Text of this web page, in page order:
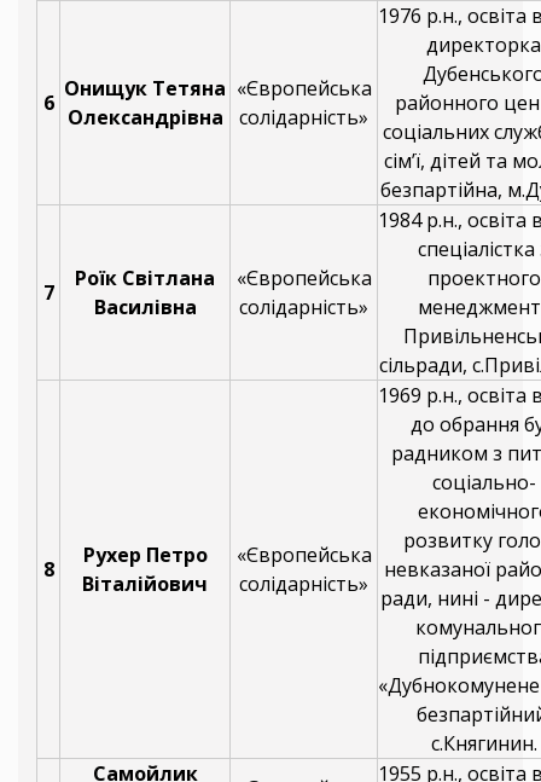
6
Онищук Тетяна
Олександрівна
«Європейська
солідарність»
1976 р.н.,
директорка
районного
соціальних
сім’ї, дітей та
безпартійна,
7
Роїк Світлана
Василівна
«Європейська
солідарність»
1984 р.н.,
спеціалістка
проектного
сільради,
8
Рухер Петро
Віталійович
«Європейська
солідарність»
1969 р.н.,
до обрання
радником з
соціально-
розвитку
невказаної
ради, нині -
с.Княгинин.
Самойлик
1955 р.н.,